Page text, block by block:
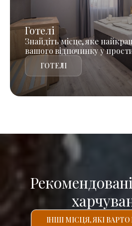
Готелі
Знайдіть місце, яке
вашого відпочинку у
ГОТЕЛІ
ІНШІ МІСЦЯ, ЯКІ ВАРТО